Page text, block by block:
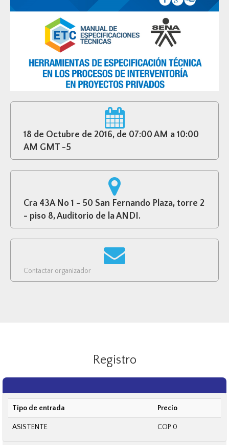
18 de Octubre de 2016, de 07:00 AM a 10:00
AM GMT -5
Cra 43A No 1 - 50 San Fernando Plaza, torre 2
- piso 8, Auditorio de la ANDI.
Contactar organizador
Registro
Tipo de entrada Precio
ASISTENTE COP 0